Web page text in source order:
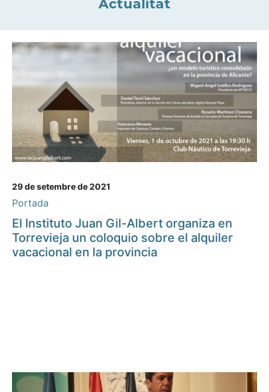
Actualitat
29 de setembre de 2021
Portada
El Instituto Juan Gil-Albert organiza en
Torrevieja un coloquio sobre el alquiler
vacacional en la provincia